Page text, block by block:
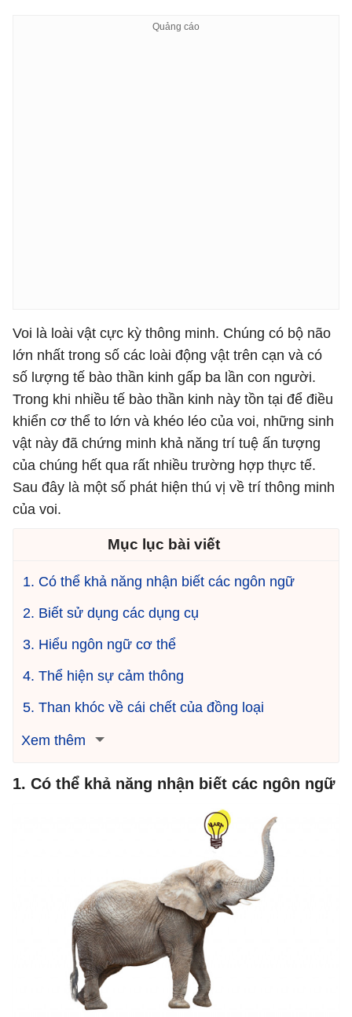
Voi là loài vật cực kỳ thông minh. Chúng có bộ não
lớn nhất trong số các loài động vật trên cạn và có
số lượng tế bào thần kinh gấp ba lần con người.
Trong khi nhiều tế bào thần kinh này tồn tại để điều
khiển cơ thể to lớn và khéo léo của voi, những sinh
vật này đã chứng minh khả năng trí tuệ ấn tượng
của chúng hết qua rất nhiều trường hợp thực tế.
Sau đây là một số phát hiện thú vị về trí thông minh
của voi.
Mục lục bài viết
1. Có thể khả năng nhận biết các ngôn ngữ
2. Biết sử dụng các dụng cụ
3. Hiểu ngôn ngữ cơ thể
4. Thể hiện sự cảm thông
5. Than khóc về cái chết của đồng loại
Xem thêm
1. Có thể khả năng nhận biết các ngôn ngữ